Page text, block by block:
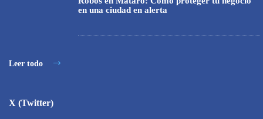
en una ciudad en alerta
Leer todo
X (Twitter)